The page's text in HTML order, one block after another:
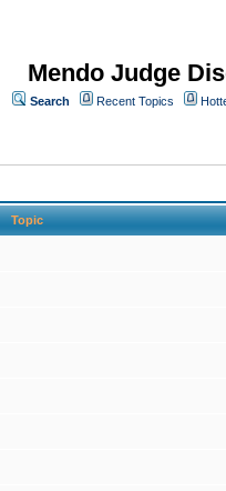
Mendo Judge
Search Recent Topics
Topic